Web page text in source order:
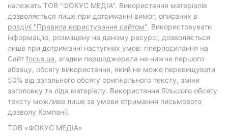
належать ТОВ "ФОКУС МЕДІА". Використання матеріалів
дозволяється лише при дотриманні вимог, описаних в
розділі "Правила користування сайтом". Використовувати
інформацію, розміщену на даному ресурсі, дозволяється
лише при дотриманні наступних умов: гіперпосилання на
Cайт focus.ua, згадки першоджерела не нижче першого
абзацу, обсягу використання, який не може перевищувати
50% від загального обсягу оригінального тексту, зміни
заголовку та ліда матеріалу. Використання більшого обсягу
тексту можливе лише за умови отримання письмового
дозволу Компанії.
ТОВ «ФОКУС МЕДІА»